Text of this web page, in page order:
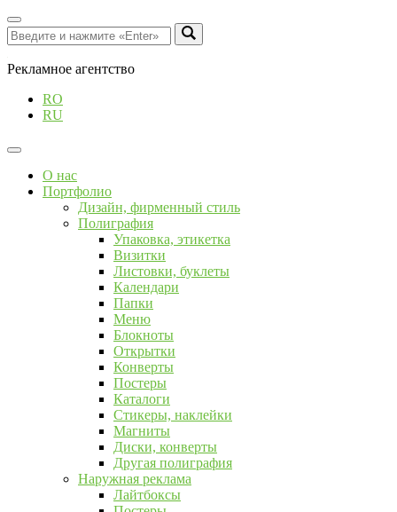
Рекламное агентство
RO
RU
О нас
Портфолио
Дизайн, фирменный стиль
Полиграфия
Упаковка, этикетка
Визитки
Листовки, буклеты
Календари
Папки
Меню
Блокноты
Открытки
Конверты
Постеры
Каталоги
Стикеры, наклейки
Магниты
Диски, конверты
Другая полиграфия
Наружная реклама
Лайтбоксы